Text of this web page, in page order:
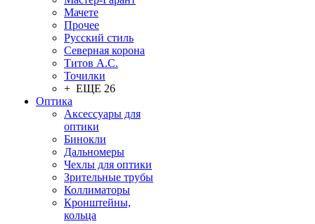
Мачете
Прочее
Русский стиль
Северная корона
Титов А.С.
Точилки
+ ЕЩЕ 26
Оптика
Аксессуары для
оптики
Бинокли
Дальномеры
Чехлы для оптики
Зрительные трубы
Коллиматоры
Кронштейны,
кольца